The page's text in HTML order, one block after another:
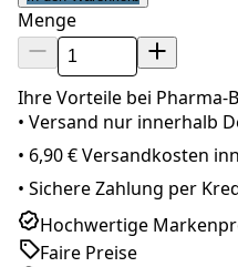
Menge
Ihre Vorteile bei Pharma-
• Versand nur innerhalb
• 6,90 € Versandkosten
• Sichere Zahlung per
Hochwertige
Faire Preise